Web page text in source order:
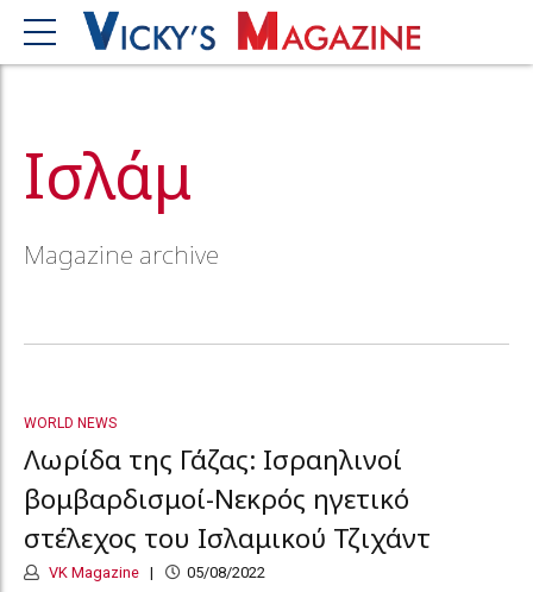
Ισλάμ
Magazine archive
WORLD NEWS
Λωρίδα της Γάζας: Ισραηλινοί
βομβαρδισμοί-Νεκρός ηγετικό
στέλεχος του Ισλαμικού Τζιχάντ
VK Magazine 05/08/2022